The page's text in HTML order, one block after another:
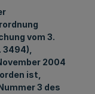
vom 3.
3494),
2004
ist,
3 des